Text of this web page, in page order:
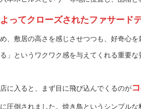
よってクローズされたファサード
め、敷居の高さを感じさせつつも、好奇心
る」というワクワク感を与えてくれる重要な
店に入ると、まず目に飛び込んでくるのが
に圧倒されました。焼き鳥というシンプル